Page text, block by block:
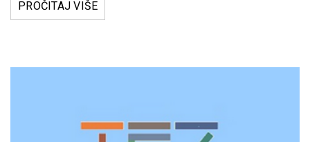
PROČITAJ VIŠE